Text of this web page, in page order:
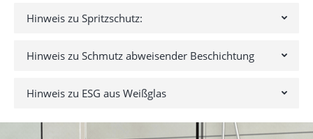
Hinweis zu Spritzschutz:
Hinweis zu Schmutz abweisender Beschichtung
Hinweis zu ESG aus Weißglas